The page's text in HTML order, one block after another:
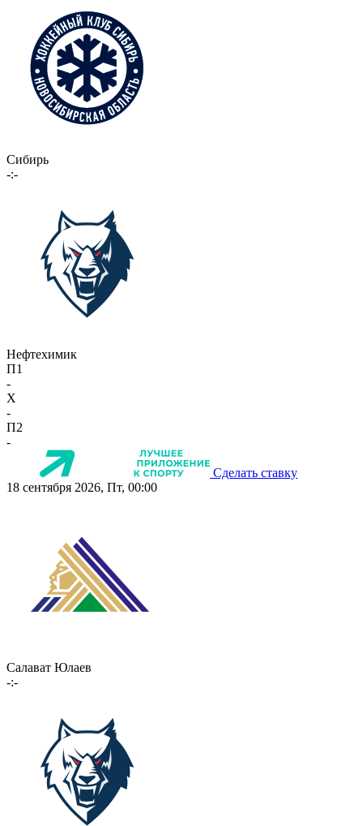
Сибирь
-:-
Нефтехимик
П1
-
X
-
П2
-
Сделать ставку
18 сентября 2026, Пт, 00:00
Салават Юлаев
-:-